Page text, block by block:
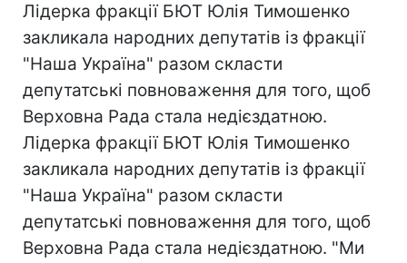
Лідерка фракції БЮТ Юлія Тимошенко
закликала народних депутатів із фракції
"Наша Україна" разом скласти
депутатські повноваження для того, щоб
Верховна Рада стала недієздатною.
Лідерка фракції БЮТ Юлія Тимошенко
закликала народних депутатів із фракції
"Наша Україна" разом скласти
депутатські повноваження для того, щоб
Верховна Рада стала недієздатною. "Ми